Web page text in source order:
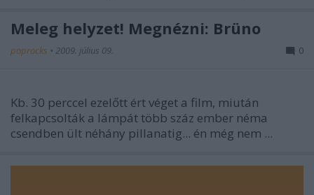
Meleg helyzet! Megnézni: Brüno
poprocks • 2009. július 09. 0
Kb. 30 perccel ezelőtt ért véget a film, miután
felkapcsolták a lámpát több száz ember néma
csendben ült néhány pillanatig... én még nem ...